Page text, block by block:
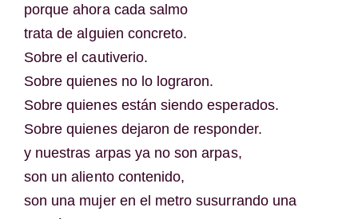
porque ahora cada salmo
trata de alguien concreto.
Sobre el cautiverio.
Sobre quienes no lo lograron.
Sobre quienes están siendo esperados.
Sobre quienes dejaron de responder.
y nuestras arpas ya no son arpas,
son un aliento contenido,
son una mujer en el metro susurrando una